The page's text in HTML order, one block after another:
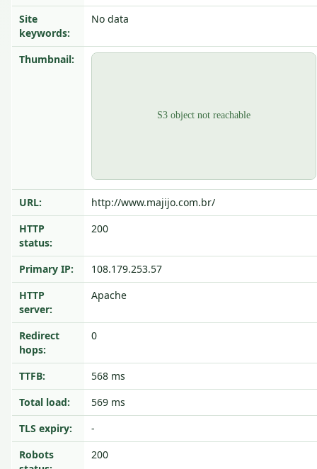
Site
keywords:
No data
Thumbnail:
URL:
http://www.majijo.com.br/
HTTP
status:
200
Primary IP:
108.179.253.57
HTTP
server:
Apache
Redirect
hops:
0
TTFB:
568 ms
Total load:
569 ms
TLS expiry:
-
Robots
200